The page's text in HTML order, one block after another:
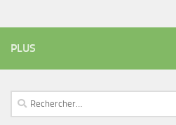
PLUS
Rechercher :